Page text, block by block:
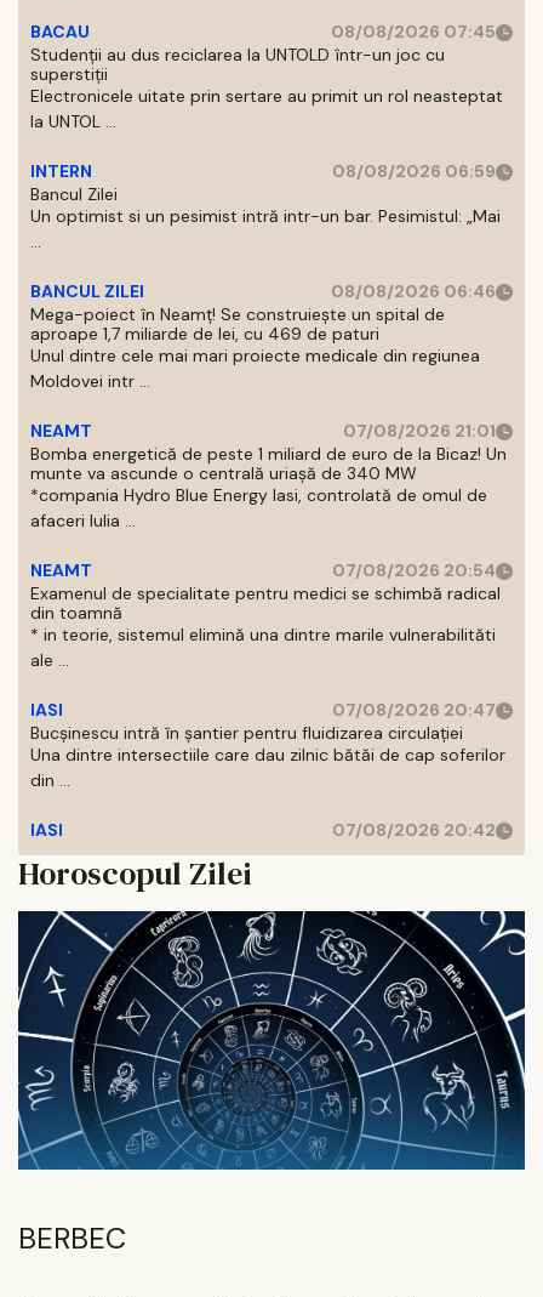
BACAU
08/08/2026 07:45
Studenții au dus reciclarea la UNTOLD într-un joc cu
superstiții
Electronicele uitate prin sertare au primit un rol neasteptat
la UNTOL ...
INTERN
08/08/2026 06:59
Bancul Zilei
Un optimist si un pesimist intră intr-un bar. Pesimistul: „Mai
...
BANCUL ZILEI
08/08/2026 06:46
Mega-poiect în Neamț! Se construiește un spital de
aproape 1,7 miliarde de lei, cu 469 de paturi
Unul dintre cele mai mari proiecte medicale din regiunea
Moldovei intr ...
NEAMT
07/08/2026 21:01
Bomba energetică de peste 1 miliard de euro de la Bicaz! Un
munte va ascunde o centrală uriașă de 340 MW
*compania Hydro Blue Energy Iasi, controlată de omul de
afaceri Iulia ...
NEAMT
07/08/2026 20:54
Examenul de specialitate pentru medici se schimbă radical
din toamnă
* in teorie, sistemul elimină una dintre marile vulnerabilităti
ale ...
IASI
07/08/2026 20:47
Bucșinescu intră în șantier pentru fluidizarea circulației
Una dintre intersectiile care dau zilnic bătăi de cap soferilor
din ...
IASI 07/08/2026 20:42
Horoscopul Zilei
BERBEC